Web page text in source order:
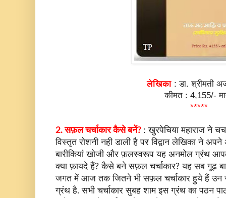
लेखिका : डा. श्रीमती
कीमत : 4,155/-
*****
2. सफ़ल चर्चाकार कैसे बनें? : खुरपेचिया महाराज ने
विस्तृत रोशनी नही डाली है पर विद्वान लेखिका ने अपने
बारीकियां खोजी और फ़लस्वरूप यह अनमोल ग्रंथ
क्या फ़ायदे हैं? कैसे बने सफ़ल चर्चाकार? यह सब गूढ
जगत में आज तक जितने भी सफ़ल चर्चाकार हुये हैं उन
ग्रंथ है. सभी चर्चाकार सुबह शाम इस ग्रंथ का पठन